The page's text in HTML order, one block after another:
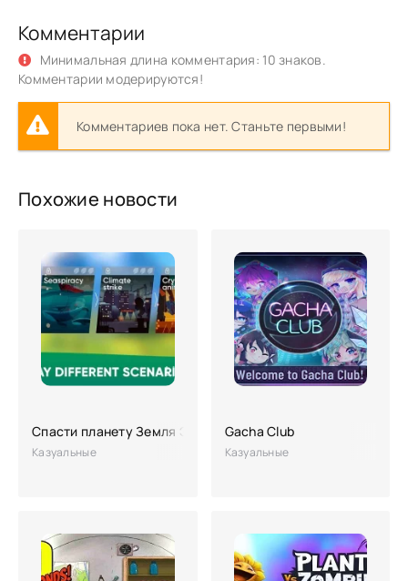
Комментарии
Минимальная длина комментария: 10 знаков.
Комментарии модерируются!
Комментариев пока нет. Станьте первыми!
Похожие новости
Спасти планету Земля ЭКО inc. APK (много денег)
Казуальные
Gacha Club
Казуальные